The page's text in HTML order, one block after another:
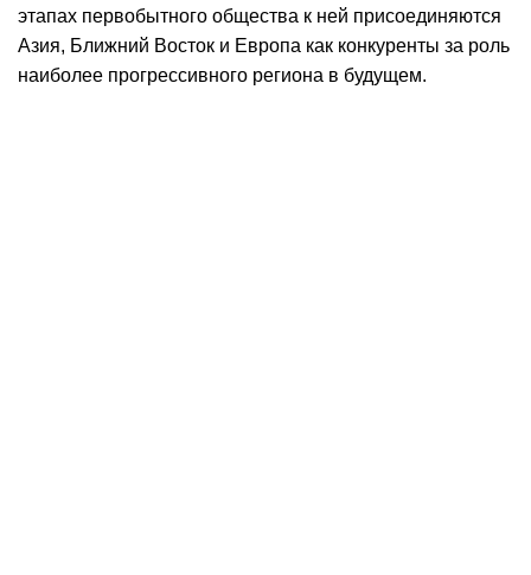
этапах первобытного общества к ней присоединяются
Азия, Ближний Восток и Европа как конкуренты за роль
наиболее прогрессивного региона в будущем.